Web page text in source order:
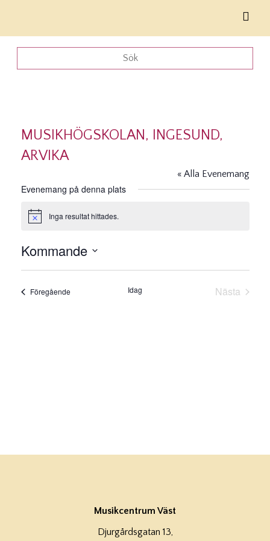
MUSIKHÖGSKOLAN, INGESUND,
ARVIKA
« Alla Evenemang
Evenemang på denna plats
Notis Inga resultat hittades.
Kommande
Välj
FöregåendeEvenemang Idag
Nästa
Musikcentrum Väst
Djurgårdsgatan 13,